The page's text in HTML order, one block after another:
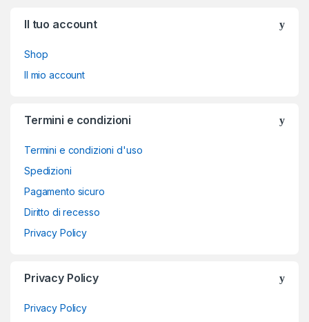
Il tuo account
Shop
Il mio account
Termini e condizioni
Termini e condizioni d'uso
Spedizioni
Pagamento sicuro
Diritto di recesso
Privacy Policy
Privacy Policy
Privacy Policy